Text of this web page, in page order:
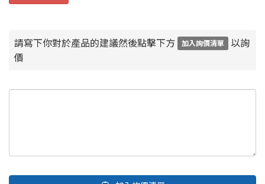
請寫下你對於產品的建議然後點擊下方 加入詢價清單
以詢
價